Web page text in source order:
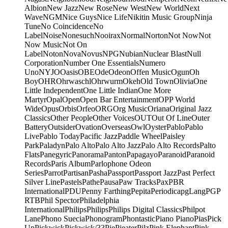
AlbionNew JazzNew RoseNew WestNew WorldNext
WaveNGMNice GuysNice LifeNikitin Music GroupNinja
TuneNo CoincidenceNo
LabelNoiseNonesuchNooiraxNormalNortonNot NowNot
Now MusicNot On
LabelNotonNovaNovusNPGNubianNuclear BlastNull
CorporationNumber One EssentialsNumero
UnoNYJOOasisOBEOdeOdeonOffen MusicOgunOh
BoyOHROhrwaschlOhrwurmOkehOld TownOliviaOne
Little IndependentOne Little IndianOne More
MartyrOpalOpenOpen Bar EntertainmentOPP World
WideOpusOrbisOrfeoORGOrg MusicOrianaOriginal Jazz
ClassicsOther PeopleOther VoicesOUTOut Of LineOuter
BatteryOutsiderOvationOverseasOwlOysterPabloPablo
LivePablo TodayPacific JazzPaddle WheelPaisley
ParkPaladynPalo AltoPalo Alto JazzPalo Alto RecordsPalto
FlatsPanegyricPanoramaPantonPapagayoParanoidParanoid
RecordsParis AlbumParlophone Odeon
SeriesParrotPartisanPashaPassportPassport JazzPast Perfect
Silver LinePastelsPathePausaPaw TracksPaxPBR
InternationalPDUPenny FarthingPepitaPeriodicapgLangPGP
RTBPhil SpectorPhiladelphia
InternationalPhilipsPhilipsPhilips Digital ClassicsPhilpot
LanePhono SueciaPhonogramPhontasticPiano PianoPiasPick